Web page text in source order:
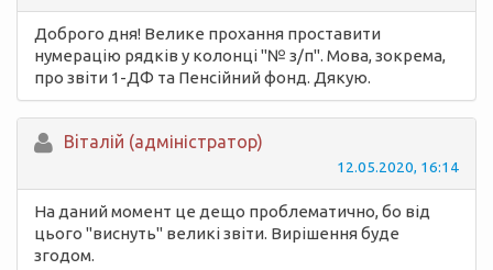
Доброго дня! Велике прохання проставити
нумерацію рядків у колонці "№ з/п". Мова, зокрема,
про звіти 1-ДФ та Пенсійний фонд. Дякую.
Вiталій (адміністратор)
12.05.2020, 16:14
На даний момент це дещо проблематично, бо від
цього "виснуть" великі звіти. Вирішення буде
згодом.